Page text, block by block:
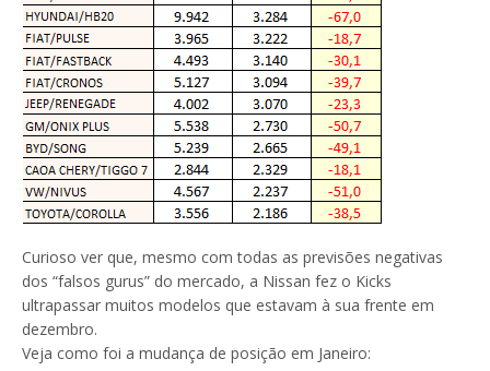
Curioso ver que, mesmo com todas as previsões negativas
dos “falsos gurus” do mercado, a Nissan fez o Kicks
ultrapassar muitos modelos que estavam à sua frente em
dezembro.
Veja como foi a mudança de posição em Janeiro: